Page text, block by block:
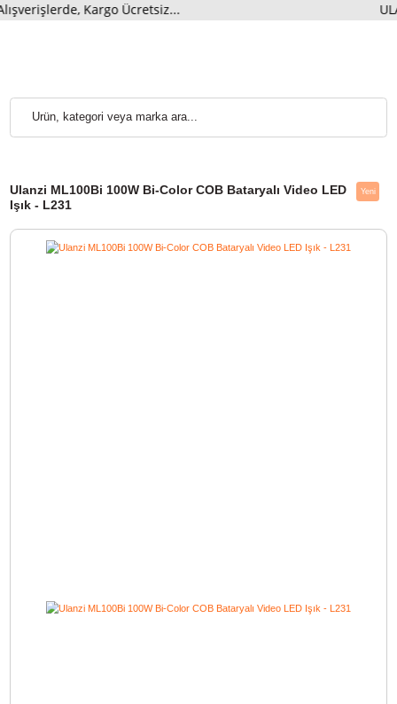
Ulanzi ML100Bi 100W Bi-Color COB Bataryalı Video LED
Işık - L231
Kargo Ücretsiz...